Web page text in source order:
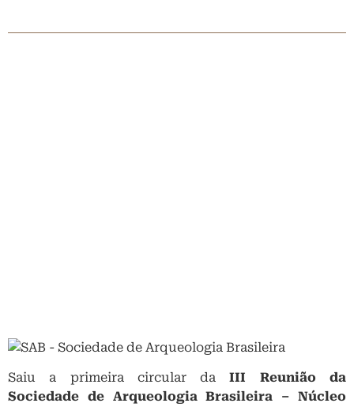
Saiu a primeira circular daIII Reunião da
Sociedade de Arqueologia Brasileira – Núcleo